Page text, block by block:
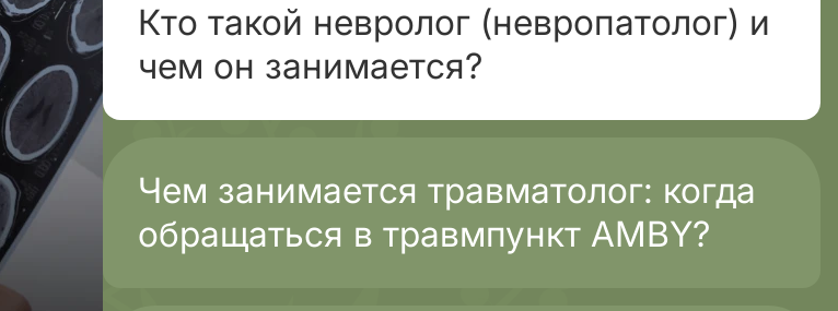
Кто такой невролог (невропатолог) и
чем он занимается?
Чем занимается травматолог: когда
обращаться в травмпункт AMBY?